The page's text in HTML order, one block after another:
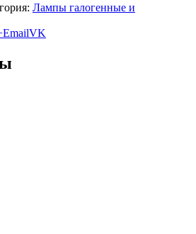
Лампы галогенные и
EmailVK